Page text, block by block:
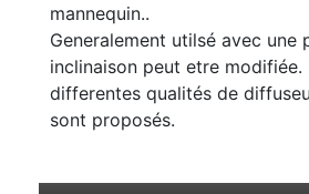
mannequin..
Generalement utilsé avec une
inclinaison peut etre modifiée.
differentes qualités de
sont proposés.